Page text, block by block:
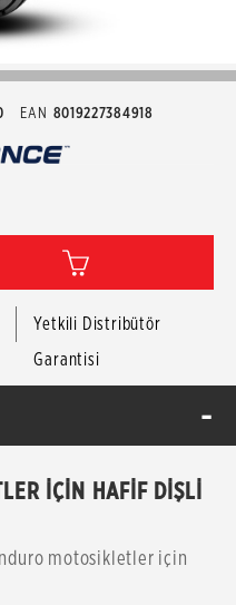
EAN 8019227384918
Yetkili Distribütör
Garantisi
İÇİN HAFİF DİŞLİ
motosikletler için